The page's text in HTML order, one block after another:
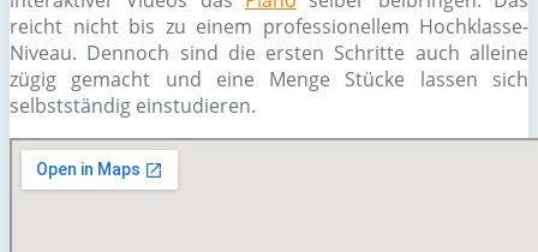
reicht nicht bis zu einem professionellem Hochklasse-
Niveau. Dennoch sind die ersten Schritte auch alleine
zügig gemacht und eine Menge Stücke lassen sich
selbstständig einstudieren.